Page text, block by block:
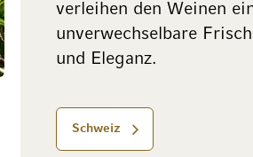
verleihen den Weinen
unverwechselbare
und Eleganz.
Schweiz